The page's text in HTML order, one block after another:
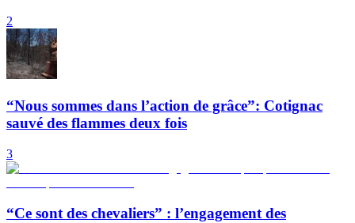
2
“Nous sommes dans l’action de grâce”: Cotignac
sauvé des flammes deux fois
3
“Ce sont des chevaliers” : l’engagement des